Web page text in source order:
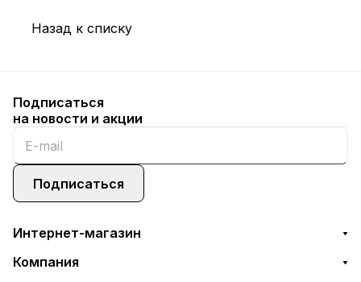
Назад к списку
Подписаться
на новости и акции
Подписаться
Интернет-магазин
Компания